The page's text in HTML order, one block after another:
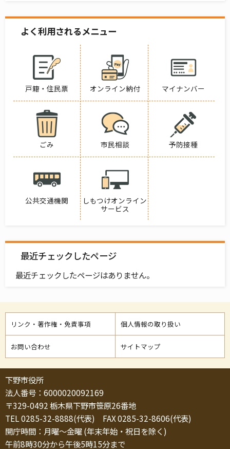
よく利用されるメニュー
戸籍・住民票 オンライン納付 マイナンバー
ごみ 市民相談 予防接種
公共交通機関
しもつけオンライン
サービス
最近チェックしたページ
最近チェックしたページはありません。
リンク・著作権・免責事項 個人情報の取り扱い
お問い合わせ サイトマップ
下野市役所
法人番号：6000020092169
〒329-0492 栃木県下野市笹原26番地
TEL 0285-32-8888(代表) FAX 0285-32-8606(代表)
開庁時間：月曜～金曜 (年末年始・祝日を除く)
午前8時30分から午後5時15分まで